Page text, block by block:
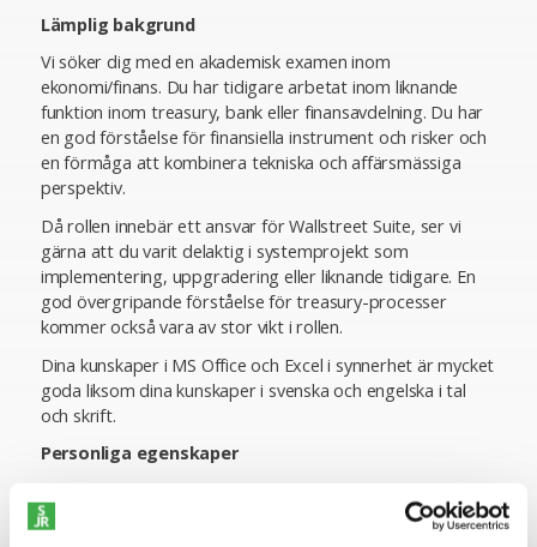
Lämplig bakgrund
Vi söker dig med en akademisk examen inom
ekonomi/finans. Du har tidigare arbetat inom liknande
funktion inom treasury, bank eller finansavdelning. Du har
en god förståelse för finansiella instrument och risker och
en förmåga att kombinera tekniska och affärsmässiga
perspektiv.
Då rollen innebär ett ansvar för Wallstreet Suite, ser vi
gärna att du varit delaktig i systemprojekt som
implementering, uppgradering eller liknande tidigare. En
god övergripande förståelse för treasury-processer
kommer också vara av stor vikt i rollen.
Dina kunskaper i MS Office och Excel i synnerhet är mycket
goda liksom dina kunskaper i svenska och engelska i tal
och skrift.
Personliga egenskaper
att utvecklas inom treasury, finansiella system och